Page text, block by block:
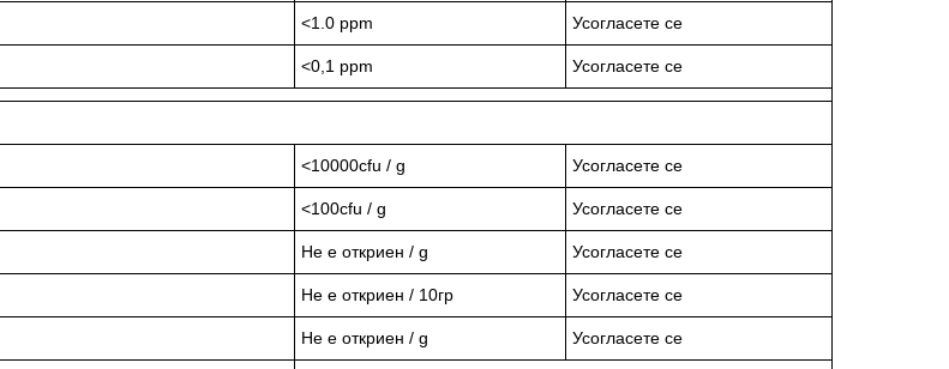
<1.0 ppm Усогласете се
<0,1 ppm Усогласете се
<10000cfu / g Усогласете се
<100cfu / g Усогласете се
Не е откриен / g Усогласете се
Не е откриен / 10гр Усогласете се
Не е откриен / g Усогласете се